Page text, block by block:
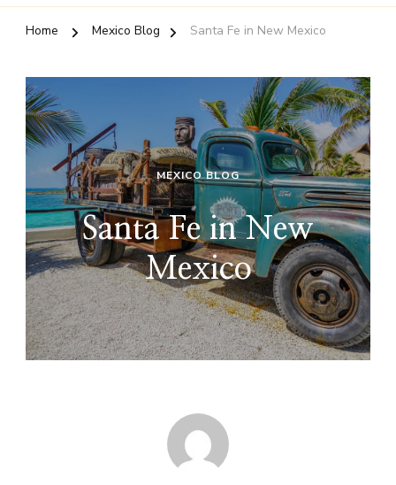
Home Mexico Blog Santa Fe in New Mexico
MEXICO BLOG
Santa Fe in New
Mexico